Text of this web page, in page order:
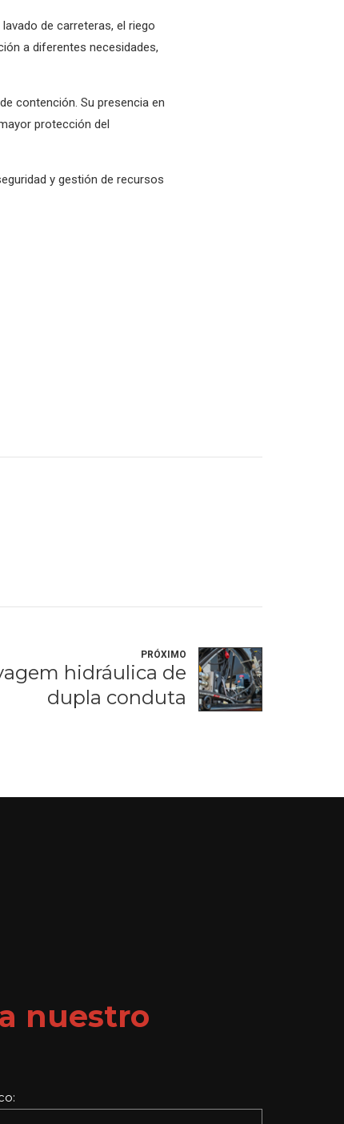
de carreteras, el riego
a diferentes necesidades,
contención. Su presencia en
protección del
y gestión de recursos
PRÓXIMO
hidráulica de
dupla conduta
nuestro